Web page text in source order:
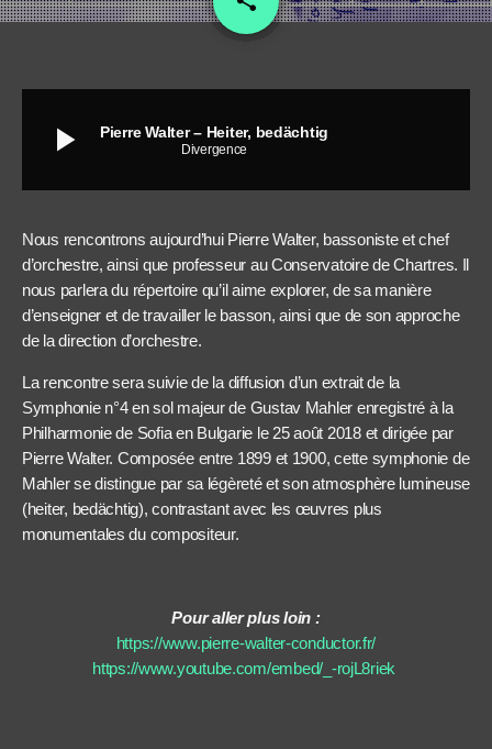
play_arrow Pierre Walter – Heiter, bedächtig
Divergence
Nous rencontrons aujourd’hui Pierre Walter, bassoniste et chef
d’orchestre, ainsi que professeur au Conservatoire de Chartres. Il
nous parlera du répertoire qu’il aime explorer, de sa manière
d’enseigner et de travailler le basson, ainsi que de son approche
de la direction d’orchestre.
La rencontre sera suivie de la diffusion d’un extrait de la
Symphonie n°4 en sol majeur de Gustav Mahler enregistré à la
Philharmonie de Sofia en Bulgarie le 25 août 2018 et dirigée par
Pierre Walter. Composée entre 1899 et 1900, cette symphonie de
Mahler se distingue par sa légèreté et son atmosphère lumineuse
(heiter, bedächtig), contrastant avec les œuvres plus
monumentales du compositeur.
Pour aller plus loin :
https://www.pierre-walter-conductor.fr/
https://www.youtube.com/embed/_-rojL8riek